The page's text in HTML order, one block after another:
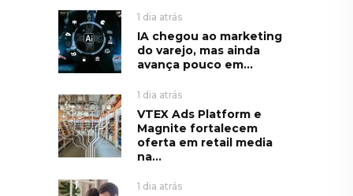
1 dia atrás
IA chegou ao marketing
do varejo, mas ainda
avança pouco em...
1 dia atrás
VTEX Ads Platform e
Magnite fortalecem
oferta em retail media
na...
1 dia atrás